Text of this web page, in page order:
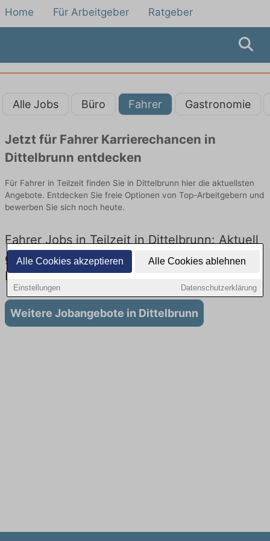
Alle Cookies akzeptieren Alle Cookies ablehnen
Einstellungen Datenschutzerklärung
Home Für Arbeitgeber Ratgeber
Alle Jobs Büro Fahrer Gastronomie
Jetzt für Fahrer Karrierechancen in
Dittelbrunn entdecken
Für Fahrer in Teilzeit finden Sie in Dittelbrunn hier die aktuellsten
Angebote. Entdecken Sie freie Optionen von Top-Arbeitgebern und
bewerben Sie sich noch heute.
Fahrer Jobs in Teilzeit in Dittelbrunn: Aktuell
gibt es keine Stellenangebote für Fahrer in
Dittelbrunn
Weitere Jobangebote in Dittelbrunn